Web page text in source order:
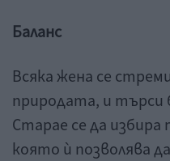
Баланс
Всяка жена се
природата, и търси
Старае се да
която ѝ позволява